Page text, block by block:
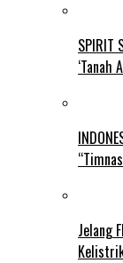
SPIRIT
‘Tanah
Jelang